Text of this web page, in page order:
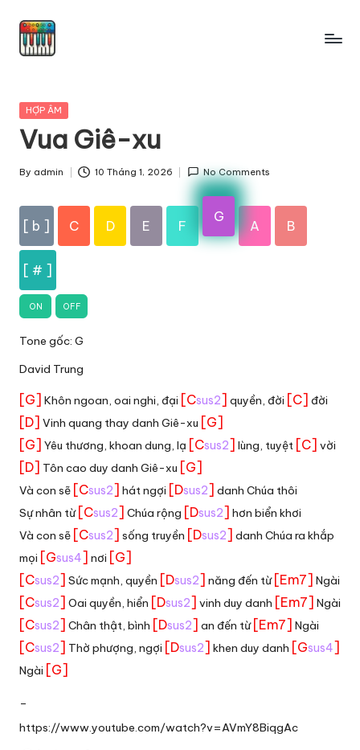
Skip
Posted
HỢP ÂM
Vua Giê-xu
Posted
By admin 10 Tháng 1, 2026 No Comments
[ b ] C D E F
G
A B
[ # ]
ON OFF
Tone gốc: G
David Trung
[G] Khôn ngoan, oai nghi, đại [Csus2] quyền, đời [C] đời
[D] Vinh quang thay danh Giê-xu [G]
[G] Yêu thương, khoan dung, lạ [Csus2] lùng, tuyệt [C] vời
[D] Tôn cao duy danh Giê-xu [G]
Và con sẽ [Csus2] hát ngợi [Dsus2] danh Chúa thôi
Sự nhân từ [Csus2] Chúa rộng [Dsus2] hơn biển khơi
Và con sẽ [Csus2] sống truyền [Dsus2] danh Chúa ra khắp
mọi [Gsus4] nơi [G]
[Csus2] Sức mạnh, quyền [Dsus2] năng đến từ [Em7] Ngài
[Csus2] Oai quyền, hiển [Dsus2] vinh duy danh [Em7] Ngài
[Csus2] Chân thật, bình [Dsus2] an đến từ [Em7] Ngài
[Csus2] Thờ phượng, ngợi [Dsus2] khen duy danh [Gsus4]
Ngài [G]
https://www.youtube.com/watch?v=AVmY8BiqgAc